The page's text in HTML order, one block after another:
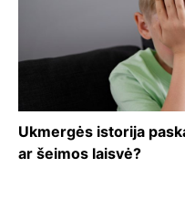
Ukmergės istorija
ar šeimos laisvė?